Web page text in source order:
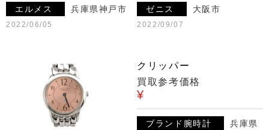
エルメス 兵庫県神戸市
2022/06/05
ゼニス 大阪市
2022/09/07
クリッパー
買取参考価格
¥
ブランド腕時計
兵庫県